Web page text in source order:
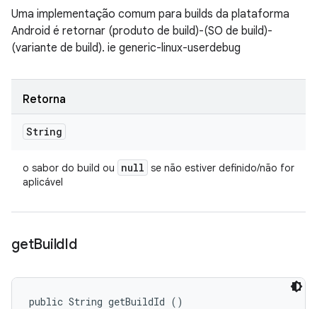
Uma implementação comum para builds da plataforma
Android é retornar (produto de build)-(SO de build)-
(variante de build). ie generic-linux-userdebug
Retorna
String
o sabor do build ou null se não estiver definido/não for
aplicável
getBuildId
public String getBuildId ()